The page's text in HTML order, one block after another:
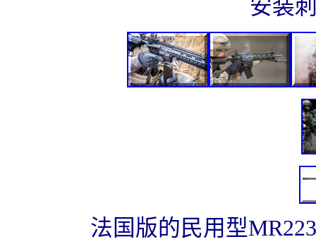
安装
法国版的民用型